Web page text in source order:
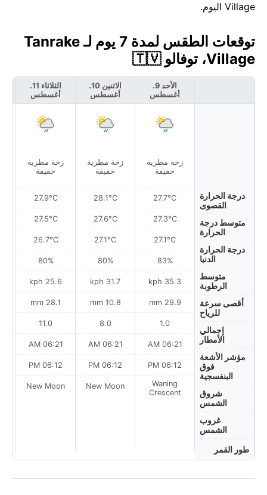
Village اليوم.
توقعات الطقس لمدة 7 يوم لـ Tanrake
Village، توفالو 🇹🇻
درجة الحرارة
القصوى
متوسط درجة
الحرارة
درجة الحرارة
الدنيا
متوسط
الرطوبة
أقصى سرعة
للرياح
إجمالي
الأمطار
مؤشر الأشعة
فوق
البنفسجية
شروق
الشمس
غروب
الشمس
طور القمر
الأحد 9.
أغسطس
زخة مطرية
خفيفة
27.7°C
27.3°C
27.1°C
83%
35.3 kph
29.9 mm
1.0
06:21 AM
06:12 PM
Waning
Crescent
الاثنين 10.
أغسطس
زخة مطرية
خفيفة
28.1°C
27.6°C
27.1°C
80%
31.7 kph
10.8 mm
8.0
06:21 AM
06:12 PM
New Moon
الثلاثاء 11.
أغسطس
زخة مطرية
خفيفة
27.9°C
27.5°C
26.7°C
80%
25.6 kph
28.1 mm
11.0
06:21 AM
06:12 PM
New Moon